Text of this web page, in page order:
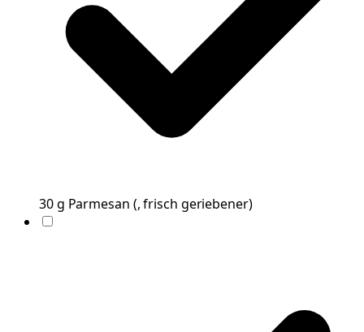
30g Parmesan (, frisch geriebener)